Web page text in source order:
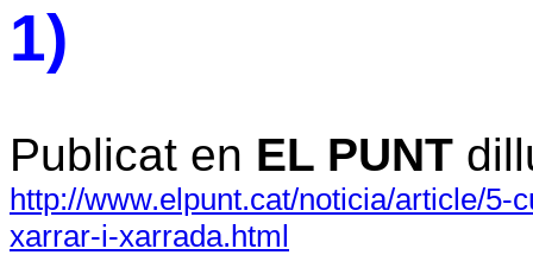
1)
Publicat en EL PUNT
http://www.elpunt.cat/noticia/article/5-
xarrar-i-xarrada.html